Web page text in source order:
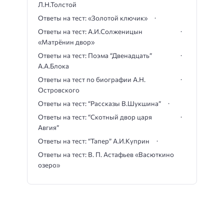
Л.Н.Толстой
Ответы на тест: «Золотой ключик»
Ответы на тест: А.И.Солженицын
«Матрёнин двор»
Ответы на тест: Поэма “Двенадцать”
А.А.Блока
Ответы на тест по биографии А.Н.
Островского
Ответы на тест: “Рассказы В.Шукшина”
Ответы на тест: “Скотный двор царя
Авгия”
Ответы на тест: “Тапер” А.И.Куприн
Ответы на тест: В. П. Астафьев «Васюткино
озеро»